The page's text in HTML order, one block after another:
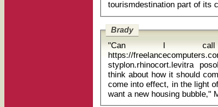
Brady
"Can I call
https://
styplon.rhinocort.levitra posologia
think about how it should
come into effect, in the light